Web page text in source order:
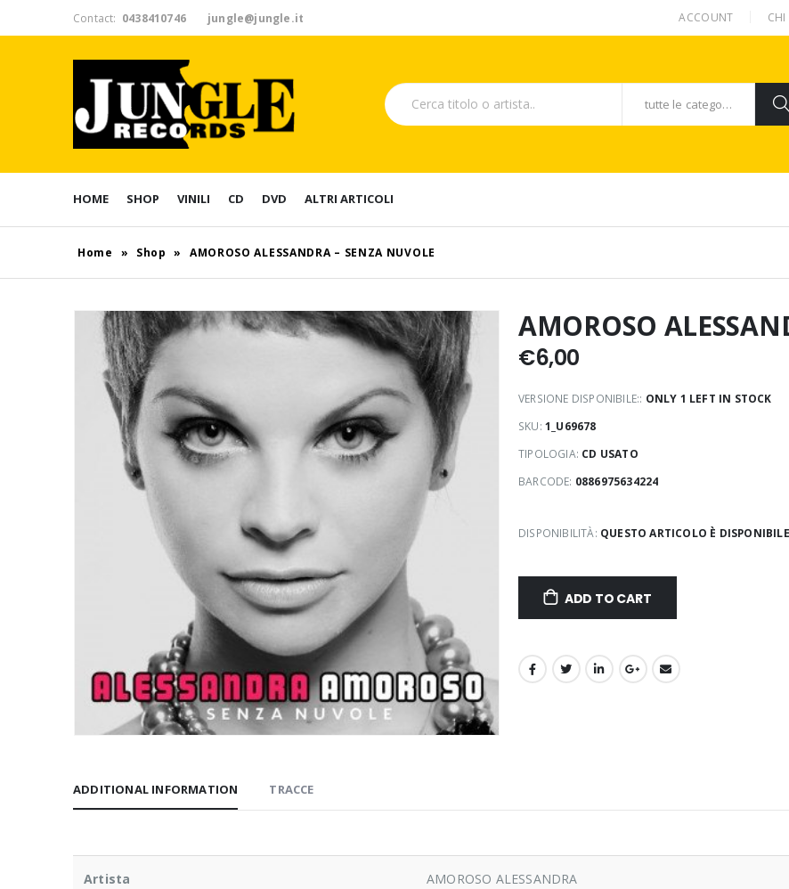
Contact: 0438410746 jungle@jungle.it ACCOUNT CHI
tutte le categorie
HOME SHOP VINILI CD DVD ALTRI ARTICOLI
Home » Shop » AMOROSO ALESSANDRA – SENZA NUVOLE
AMOROSO
€6,00
VERSIONE DISPONIBILE:: ONLY 1 LEFT IN STOCK
SKU: 1_U69678
TIPOLOGIA: CD USATO
BARCODE: 0886975634224
DISPONIBILITÀ: QUESTO ARTICOLO È
ADD TO CART
ADDITIONAL INFORMATION TRACCE
Artista AMOROSO ALESSANDRA